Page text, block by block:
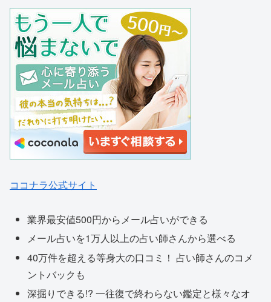
ココナラ公式サイト
業界最安値500円からメール占いができる
メール占いを1万人以上の占い師さんから選べる
40万件を超える等身大の口コミ！ 占い師さんのコメ
ントバックも
深掘りできる!? 一往復で終わらない鑑定と様々なオ